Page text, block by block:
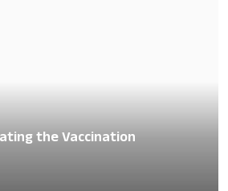
the Vaccination